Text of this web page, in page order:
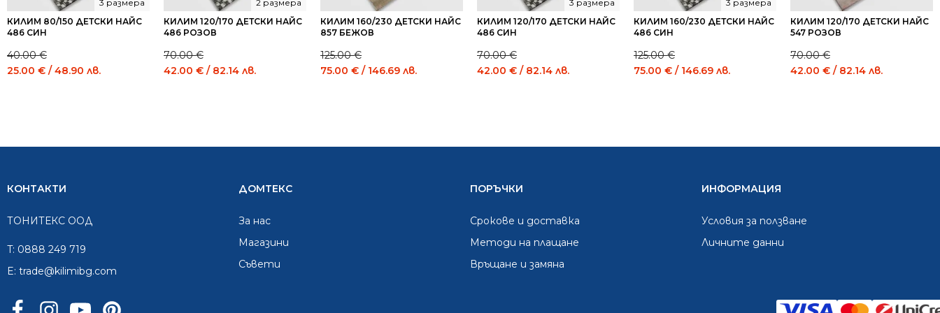
КИЛИМ 80/150 ДЕТСКИ НАЙС
486 СИН
3 размера
40.00€
Original
25.00 € / 48.90 лв.
КИЛИМ 120/170 ДЕТСКИ НАЙС
486 РОЗОВ
2 размера
70.00€
Original
42.00 € / 82.14 лв.
КИЛИМ 160/230 ДЕТСКИ НАЙС
857 БЕЖОВ
125.00€
Original
75.00 € / 146.69 лв.
КИЛИМ 120/170 ДЕТСКИ НАЙС
486 СИН
3 размера
70.00€
Original
42.00 € / 82.14 лв.
КИЛИМ 160/230 ДЕТСКИ НАЙС
486 СИН
3 размера
125.00€
Original
75.00 € / 146.69 лв.
КИЛИМ 120/170 ДЕТСКИ НАЙС
547 РОЗОВ
70.00€
Original
42.00 € / 82.14 лв.
КОНТАКТИ
ТОНИТЕКС ООД
T: 0888 249 719
E: trade@kilimibg.com
ДОМТЕКС
За нас
Mагазини
Съвети
ПОРЪЧКИ
Срокове и доставка
Методи на плащане
Връщане и замяна
ИНФОРМАЦИЯ
Условия за ползване
Личните данни